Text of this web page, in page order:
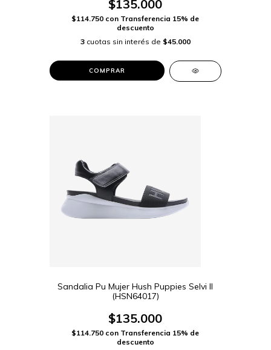
$135.000
$114.750 con Transferencia 15% de
descuento
3 cuotas sin interés de $45.000
COMPRAR
Sandalia Pu Mujer Hush Puppies Selvi II
(HSN64017)
$135.000
$114.750 con Transferencia 15% de
descuento